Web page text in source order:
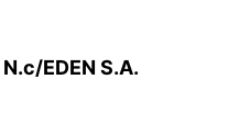
EDEN S.A.